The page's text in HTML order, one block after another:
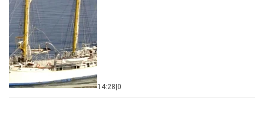
14:28 0